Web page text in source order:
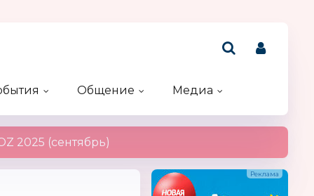
Общение
Медиа
2025 (сентябрь)